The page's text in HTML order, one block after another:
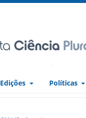
Edições Políticas